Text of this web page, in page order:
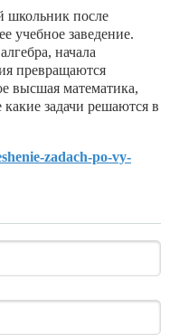
школьник после
учебное заведение.
начала
превращаются
высшая математика,
задачи решаются в
zadach-po-vy-